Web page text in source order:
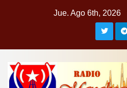
Jue. Ago 6th, 2026